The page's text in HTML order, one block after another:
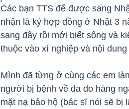
Các bạn TTS để được sang
nhận là ký hợp đồng ở Nhật 3
sang đây rồi mới biết sống và
thuộc vào xí nghiệp và nội
Mình đã từng ở cùng các em
người bị bệnh về da do hàng
mặt nạ bảo hộ (bác sĩ nói sẽ bị